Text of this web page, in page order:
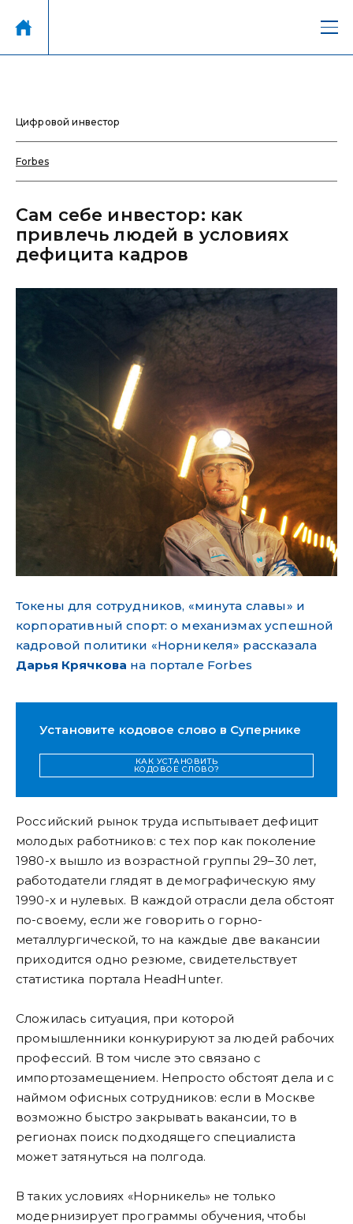
Цифровой инвестор
Forbes
Сам себе инвестор: как
привлечь людей в условиях
дефицита кадров
Токены для сотрудников, «минута славы» и
корпоративный спорт: о механизмах успешной
кадровой политики «Норникеля» рассказала
Дарья Крячкова на портале Forbes
Установите кодовое слово в Супернике
КАК УСТАНОВИТЬ
КОДОВОЕ СЛОВО?
Российский рынок труда испытывает дефицит
молодых работников: с тех пор как поколение
1980-х вышло из возрастной группы 29–30 лет,
работодатели глядят в демографическую яму
1990-х и нулевых. В каждой отрасли дела обстоят
по-своему, если же говорить о горно-
металлургической, то на каждые две вакансии
приходится одно резюме, свидетельствует
статистика портала HeadHunter.
Сложилась ситуация, при которой
промышленники конкурируют за людей рабочих
профессий. В том числе это связано с
импортозамещением. Непросто обстоят дела и с
наймом офисных сотрудников: если в Москве
возможно быстро закрывать вакансии, то в
регионах поиск подходящего специалиста
может затянуться на полгода.
В таких условиях «Норникель» не только
модернизирует программы обучения, чтобы